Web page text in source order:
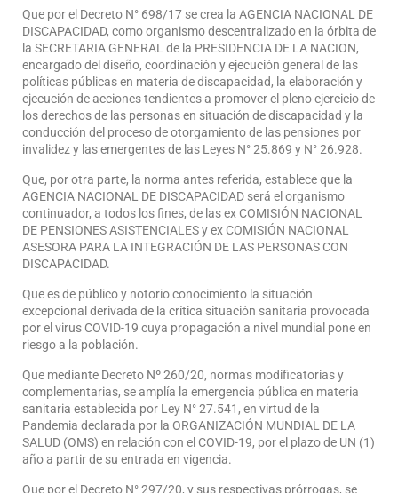
Que por el Decreto N° 698/17 se crea la AGENCIA NACIONAL DE
DISCAPACIDAD, como organismo descentralizado en la órbita de
la SECRETARIA GENERAL de la PRESIDENCIA DE LA NACION,
encargado del diseño, coordinación y ejecución general de las
políticas públicas en materia de discapacidad, la elaboración y
ejecución de acciones tendientes a promover el pleno ejercicio de
los derechos de las personas en situación de discapacidad y la
conducción del proceso de otorgamiento de las pensiones por
invalidez y las emergentes de las Leyes N° 25.869 y N° 26.928.
Que, por otra parte, la norma antes referida, establece que la
AGENCIA NACIONAL DE DISCAPACIDAD será el organismo
continuador, a todos los fines, de las ex COMISIÓN NACIONAL
DE PENSIONES ASISTENCIALES y ex COMISIÓN NACIONAL
ASESORA PARA LA INTEGRACIÓN DE LAS PERSONAS CON
DISCAPACIDAD.
Que es de público y notorio conocimiento la situación
excepcional derivada de la crítica situación sanitaria provocada
por el virus COVID-19 cuya propagación a nivel mundial pone en
riesgo a la población.
Que mediante Decreto Nº 260/20, normas modificatorias y
complementarias, se amplía la emergencia pública en materia
sanitaria establecida por Ley N° 27.541, en virtud de la
Pandemia declarada por la ORGANIZACIÓN MUNDIAL DE LA
SALUD (OMS) en relación con el COVID-19, por el plazo de UN (1)
año a partir de su entrada en vigencia.
Que por el Decreto N° 297/20, y sus respectivas prórrogas, se